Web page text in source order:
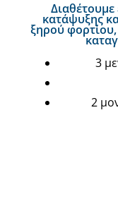
κατάψυξης
ξηρού
3
2